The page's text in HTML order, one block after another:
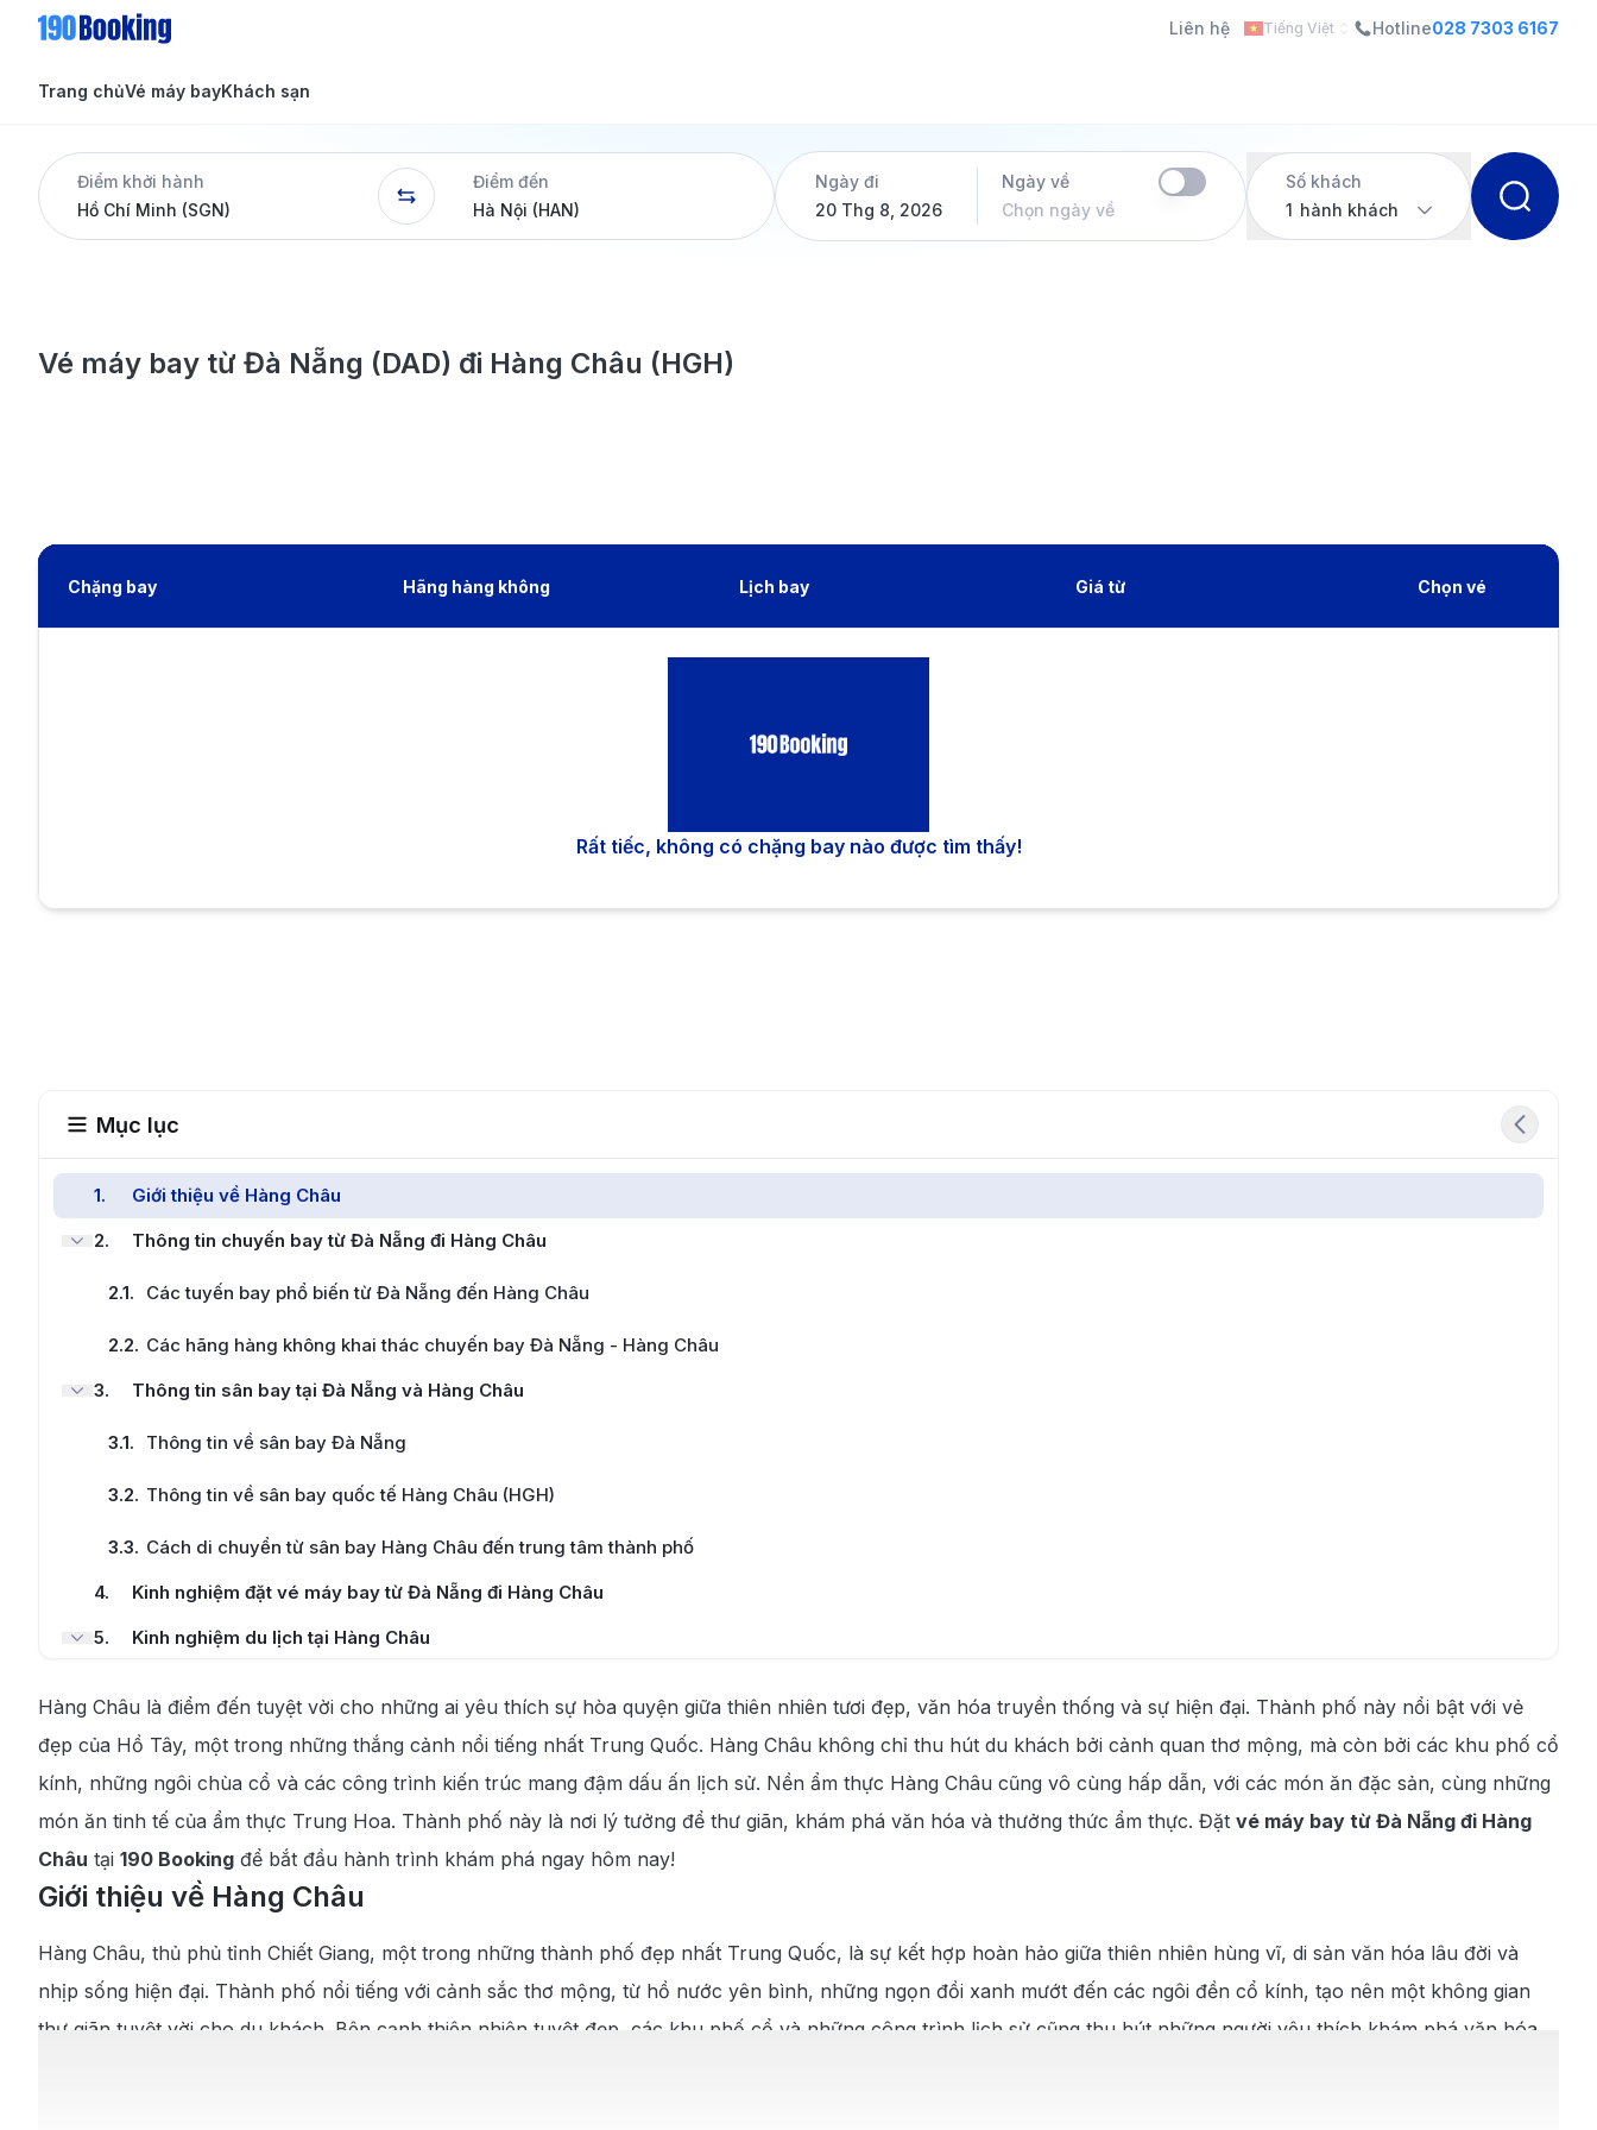
Liên hệ Tiếng Việt Hotline028 7303 6167
Trang chủVé máy bay
Tin tức
Dịch vụ
Khách sạn
Tin tức
Điểm khởi hành
Điểm đến
Ngày đi
20 Thg 8, 2026
Ngày về
Chọn ngày về
Số khách
1 hành khách
Vé máy bay từ Đà Nẵng (DAD) đi Hàng Châu (HGH)
Chặng bay Hãng hàng không Lịch bay Giá từ Chọn vé
Rất tiếc, không có chặng bay nào được tìm thấy!
Mục lục
1.
Giới thiệu về Hàng Châu
2. Thông tin chuyến bay từ Đà Nẵng đi Hàng Châu
2.1. Các tuyến bay phổ biến từ Đà Nẵng đến Hàng Châu
2.2. Các hãng hàng không khai thác chuyến bay Đà Nẵng - Hàng Châu
3. Thông tin sân bay tại Đà Nẵng và Hàng Châu
3.1. Thông tin về sân bay Đà Nẵng
3.2. Thông tin về sân bay quốc tế Hàng Châu (HGH)
3.3. Cách di chuyển từ sân bay Hàng Châu đến trung tâm thành phố
4.
Kinh nghiệm đặt vé máy bay từ Đà Nẵng đi Hàng Châu
5. Kinh nghiệm du lịch tại Hàng Châu
5.2. Những địa điểm tham quan nổi bật ở Hàng Châu
5.3. Khám phá ẩm thực tại Hàng Châu
Hàng Châu là điểm đến tuyệt vời cho những ai yêu thích sự hòa quyện giữa thiên nhiên tươi đẹp, văn hóa truyền thống và sự hiện đại. Thành phố này nổi bật với vẻ
đẹp của Hồ Tây, một trong những thắng cảnh nổi tiếng nhất Trung Quốc. Hàng Châu không chỉ thu hút du khách bởi cảnh quan thơ mộng, mà còn bởi các khu phố cổ
kính, những ngôi chùa cổ và các công trình kiến trúc mang đậm dấu ấn lịch sử. Nền ẩm thực Hàng Châu cũng vô cùng hấp dẫn, với các món ăn đặc sản, cùng những
món ăn tinh tế của ẩm thực Trung Hoa. Thành phố này là nơi lý tưởng để thư giãn, khám phá văn hóa và thưởng thức ẩm thực. Đặt vé máy bay từ Đà Nẵng đi Hàng
Châu tại 190 Booking để bắt đầu hành trình khám phá ngay hôm nay!
Giới thiệu về Hàng Châu
Hàng Châu, thủ phủ tỉnh Chiết Giang, một trong những thành phố đẹp nhất Trung Quốc, là sự kết hợp hoàn hảo giữa thiên nhiên hùng vĩ, di sản văn hóa lâu đời và
nhịp sống hiện đại. Thành phố nổi tiếng với cảnh sắc thơ mộng, từ hồ nước yên bình, những ngọn đồi xanh mướt đến các ngôi đền cổ kính, tạo nên một không gian
thư giãn tuyệt vời cho du khách. Bên cạnh thiên nhiên tuyệt đẹp, các khu phố cổ và những công trình lịch sử cũng thu hút những người yêu thích khám phá văn hóa